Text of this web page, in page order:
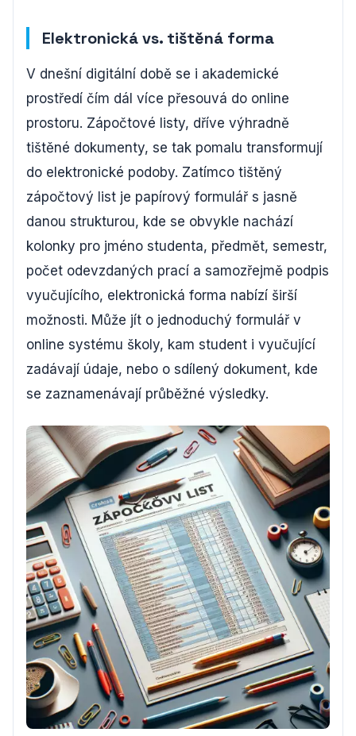
Elektronická vs. tištěná forma
V dnešní digitální době se i akademické
prostředí čím dál více přesouvá do online
prostoru. Zápočtové listy, dříve výhradně
tištěné dokumenty, se tak pomalu transformují
do elektronické podoby. Zatímco tištěný
zápočtový list je papírový formulář s jasně
danou strukturou, kde se obvykle nachází
kolonky pro jméno studenta, předmět, semestr,
počet odevzdaných prací a samozřejmě podpis
vyučujícího, elektronická forma nabízí širší
možnosti. Může jít o jednoduchý formulář v
online systému školy, kam student i vyučující
zadávají údaje, nebo o sdílený dokument, kde
se zaznamenávají průběžné výsledky.